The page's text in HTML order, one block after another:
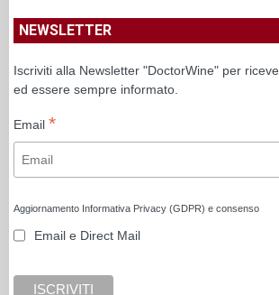
NEWSLETTER
Iscriviti alla Newsletter "DoctorWine" per
ed essere sempre informato.
Email *
Aggiornamento Informativa Privacy (GDPR) e consenso
Email e Direct Mail